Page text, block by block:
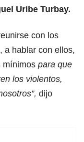
Uribe Turbay.
con los
a hablar con ellos,
mínimos para que
los violentos,
dijo